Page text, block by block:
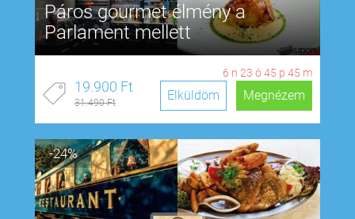
Páros gourmet élmény a
Parlament mellett
6 n 23 ó45 p 44 m
19.900 Ft
31.490 Ft Megnézem
Elküldöm
-24%